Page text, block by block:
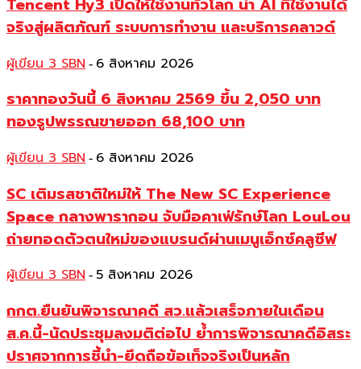
Tencent Hy3 เปิดให้ใช้งานทั่วโลก นำ AI ที่ใช้งานได้
จริงสู่ผลิตภัณฑ์ ระบบการทำงาน และบริการคลาวด์
ผู้เขียน 3 SBN - 6 สิงหาคม 2026
ราคาทองวันนี้ 6 สิงหาคม 2569 ขึ้น 2,050 บาท
ทองรูปพรรณขายออก 68,100 บาท
ผู้เขียน 3 SBN - 6 สิงหาคม 2026
SC เติมรสชาติใหม่ให้ The New SC Experience
Space กลางพารากอน จับมือคาเฟ่รักษ์โลก LouLou
ถ่ายทอดตัวตนใหม่ของแบรนด์ผ่านเมนูเอ็กซ์คลูซีฟ
ผู้เขียน 3 SBN - 5 สิงหาคม 2026
กกต.ยืนยันพิจารณาคดี สว.แล้วเสร็จภายในเดือน
ส.ค.นี้-นัดประชุมลงมติต่อไป ย้ำการพิจารณาคดีอิสระ
ปราศจากการชี้นำ-ยึดถือข้อเท็จจริงเป็นหลัก